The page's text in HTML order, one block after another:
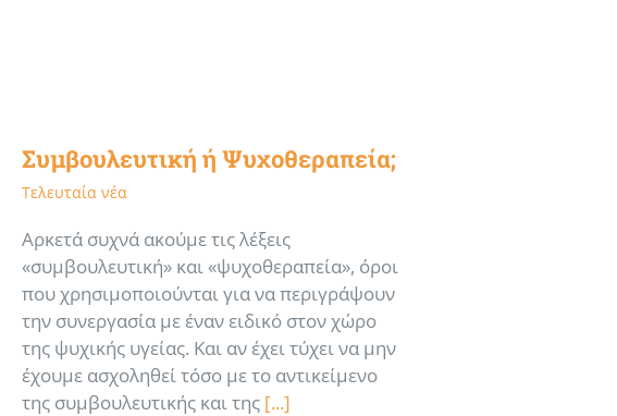
Συμβουλευτική ή Ψυχοθεραπεία;
Τελευταία νέα
Αρκετά συχνά ακούμε τις λέξεις
«συμβουλευτική» και «ψυχοθεραπεία», όροι
που χρησιμοποιούνται για να περιγράψουν
την συνεργασία με έναν ειδικό στον χώρο
της ψυχικής υγείας. Και αν έχει τύχει να μην
έχουμε ασχοληθεί τόσο με το αντικείμενο
της συμβουλευτικής και της [...]